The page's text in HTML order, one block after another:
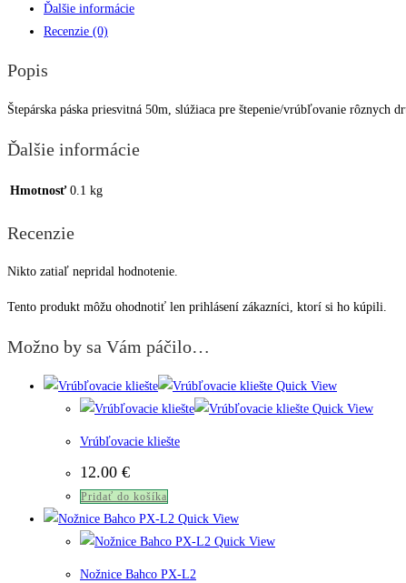
Ďalšie informácie
Recenzie (0)
Popis
Štepárska páska priesvitná 50m, slúžiaca pre štepenie/vrúbľovanie rôznych
Ďalšie informácie
Hmotnosť 0.1 kg
Recenzie
Nikto zatiaľ nepridal hodnotenie.
Tento produkt môžu ohodnotiť len prihlásení zákazníci, ktorí si ho kúpili.
Možno by sa Vám páčilo…
Quick View
Quick View
Vrúbľovacie kliešte
12.00 €
Pridať do košíka
Quick View
Quick View
Nožnice Bahco PX-L2